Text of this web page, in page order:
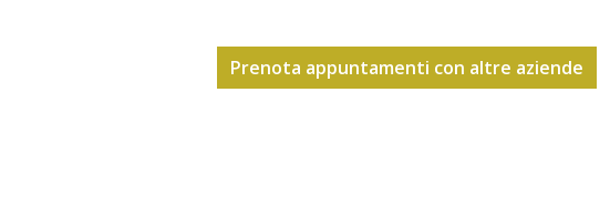
Prenota appuntamenti con altre aziende